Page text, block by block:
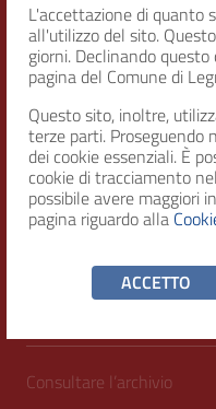
L'accettazione di quanto
all'utilizzo del sito.
giorni. Declinando
pagina del Comune di
Questo sito, inoltre,
terze parti. Proseguendo
dei cookie essenziali. È
cookie di tracciamento
possibile avere maggiori
pagina riguardo alla
ACCETTO
RECAPITI
Indirizzo
Piazza San Magno 9
20025, Legnano (MI)
Telefono
(+39) 0331471111
C.F. / P.IVA
Consultare l’archivio